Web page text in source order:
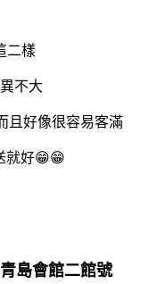
二樣
不大
且好像很容易客滿
就好😁😁
島會館二館號